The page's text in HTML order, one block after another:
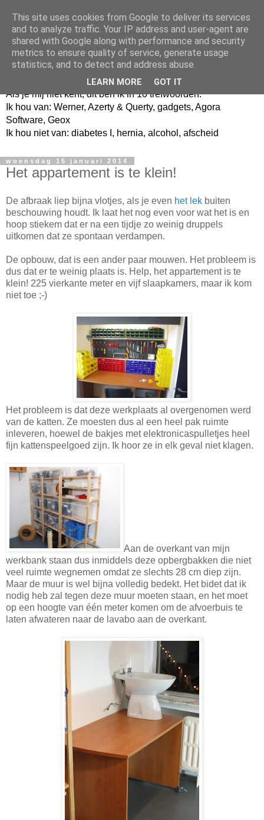
Jangeox' blog
Als je mij niet kent, dit ben ik in 10 trefwoorden.
Ik hou van: Werner, Azerty & Querty, gadgets, Agora
Software, Geox
Ik hou niet van: diabetes I, hernia, alcohol, afscheid
woensdag 15 januari 2014
Het appartement is te klein!
De afbraak liep bijna vlotjes, als je even het lek buiten
beschouwing houdt. Ik laat het nog even voor wat het is en
hoop stiekem dat er na een tijdje zo weinig druppels
uitkomen dat ze spontaan verdampen.
De opbouw, dat is een ander paar mouwen. Het probleem is
dus dat er te weinig plaats is. Help, het appartement is te
klein! 225 vierkante meter en vijf slaapkamers, maar ik kom
niet toe ;-)
Het probleem is dat deze werkplaats al overgenomen werd
van de katten. Ze moesten dus al een heel pak ruimte
inleveren, hoewel de bakjes met elektronicaspulletjes heel
fijn kattenspeelgoed zijn. Ik hoor ze in elk geval niet klagen.
Aan de overkant van mijn
werkbank staan dus inmiddels deze opbergbakken die niet
veel ruimte wegnemen omdat ze slechts 28 cm diep zijn.
Maar de muur is wel bijna volledig bedekt. Het bidet dat ik
nodig heb zal tegen deze muur moeten staan, en het moet
op een hoogte van één meter komen om de afvoerbuis te
laten afwateren naar de lavabo aan de overkant.
This site uses cookies from Google to deliver its services
and to analyze traffic. Your IP address and user-agent are
shared with Google along with performance and security
metrics to ensure quality of service, generate usage
statistics, and to detect and address abuse.
LEARN MORE GOT IT